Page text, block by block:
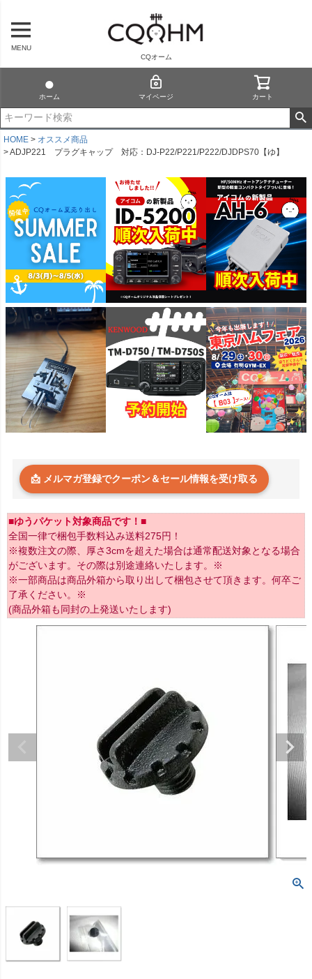
MENU
CQオーム
ホーム マイページ カート
HOME
オススメ商品
ADJP221 プラグキャップ 対応：DJ-P22/P221/P222/DJDPS70【ゆ】
📩 メルマガ登録でクーポン＆セール情報を受け取る
■ゆうパケット対象商品です！■
全国一律で梱包手数料込み送料275円！
※複数注文の際、厚さ3cmを超えた場合は通常配送対象となる場合
がございます。その際は別途連絡いたします。※
※一部商品は商品外箱から取り出して梱包させて頂きます。何卒ご
了承ください。※
(商品外箱も同封の上発送いたします)